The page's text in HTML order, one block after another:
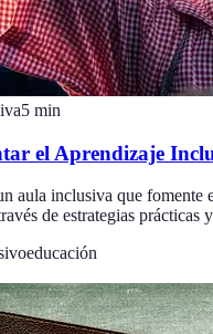
5 min
el Aprendizaje
aula inclusiva que fomente
de estrategias prácticas
educación